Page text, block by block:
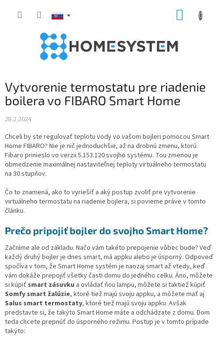
Vytvorenie termostatu pre riadenie
boilera vo FIBARO Smart Home
28.2.2024
Chceli by ste regulovať teplotu vody vo vašom bojleri pomocou Smart
Home FIBARO? Nie je nič jednoduchšie, až na drobnú zmenu, ktorú
Fibaro prinieslo vo verzii 5.153.120 svojho systému. Tou zmenou je
obmedzenie maximálnej nastaviteľnej teploty virtuálneho termostatu
na 30 stupňov.
Čo to znamená, ako to vyriešiť a aký postup zvoliť pre vytvorenie
virtuálneho termostatu na riadenie bojlera, si povieme práve v tomto
článku.
Prečo pripojiť bojler do svojho Smart Home?
Začnime ale od základu. Načo vám takéto prepojenie vôbec bude? Veď
každý druhý bojler je dnes smart, má appku alebo je úsporný. Odpoveď
spočíva v tom, že Smart Home systém je naozaj smart až vtedy, keď
vám dokáže prepojiť všetky časti domu do jedného celku. Áno, môžete
si kúpiť smart zásuvku a ovládať ňou lampu, môžete si taktiež kúpiť
Somfy smart žalúzie, ktoré tiež majú svoju appku, a môžete mať aj
Salus smart termostaty, ktoré tiež majú svoju appku. Avšak
predstavte si, že takýto Smart Home máte a odchádzate z domu. Dom
teda chcete prepnúť do úsporného režimu. Postup je v tomto prípade
takýto: